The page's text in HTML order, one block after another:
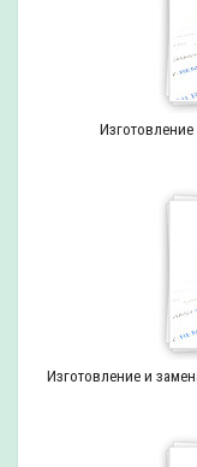
Изготовление и